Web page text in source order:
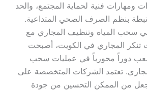
ومهارات فنية لحماية المجتمع، والحد
بنظم الصرف الصحي المتداعية.
في سحب المياه وتنظيف المجاري مع
تنكر المجاري في الكويت، أصبحت
تلعب دوراً محورياً في عمليات سحب
تعتمد الشركات المتخصصة على
من الممكن التحسين من جودة